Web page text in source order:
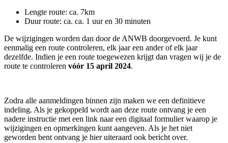
Lengte route: ca. 7km
Duur route: ca. ca. 1 uur en 30 minuten
De wijzigingen worden dan door de ANWB doorgevoerd. Je kunt
eenmalig een route controleren, elk jaar een ander of elk jaar
dezelfde. Indien je een route toegewezen krijgt dan vragen wij je de
route te controleren vóór 15 april 2024.
Zodra alle aanmeldingen binnen zijn maken we een definitieve
indeling. Als je gekoppeld wordt aan deze route ontvang je een
nadere instructie met een link naar een digitaal formulier waarop je
wijzigingen en opmerkingen kunt aangeven. Als je het niet
geworden bent ontvang je hier uiteraard ook bericht over.